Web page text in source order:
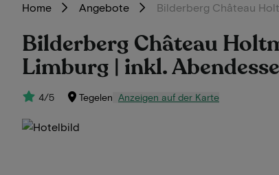
Home Angebote Bilderberg Château
Bilderberg Château
Limburg | inkl.
4/5 Tegelen Anzeigen auf der Karte